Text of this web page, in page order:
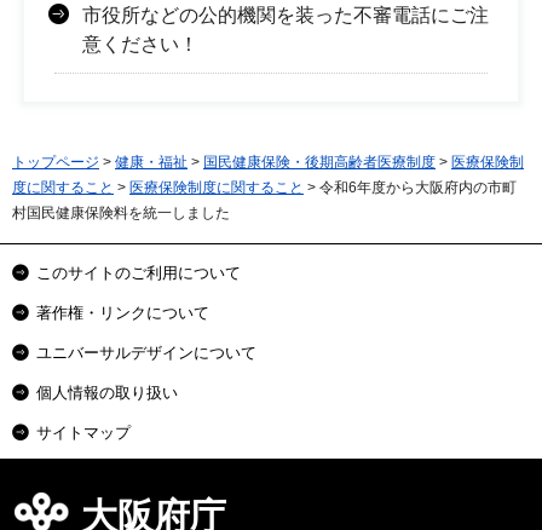
市役所などの公的機関を装った不審電話にご注
意ください！
トップページ > 健康・福祉 > 国民健康保険・後期高齢者医療制度 > 医療保険制
度に関すること > 医療保険制度に関すること > 令和6年度から大阪府内の市町
村国民健康保険料を統一しました
このサイトのご利用について
著作権・リンクについて
ユニバーサルデザインについて
個人情報の取り扱い
サイトマップ
大阪府庁